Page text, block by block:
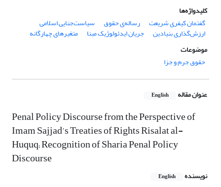
کلیدواژه‌ها
گفتمان کیفری شریعت
رساله‌ی حقوق سیاست‌جنایی اسلامی
ارزش‌گذاری بنیادین جریان ایدئولوژیک مبنا
متغیرهای چهارگانه
موضوعات
حقوق جرم و جزا
عنوان مقاله English
Penal Policy Discourse from the Perspective of
Imam Sajjad’s Treaties of Rights Risalat al-
Huquq; Recognition of Sharia Penal Policy
Discourse
نویسنده English